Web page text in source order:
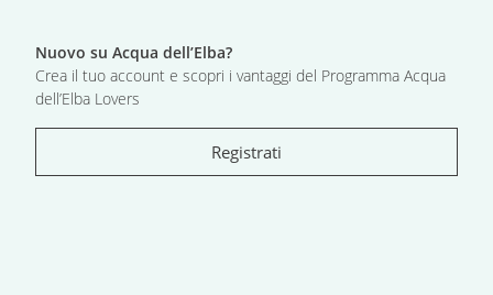
Nuovo su Acqua dell’Elba?
Crea il tuo account e scopri i vantaggi del Programma Acqua
dell’Elba Lovers
Registrati